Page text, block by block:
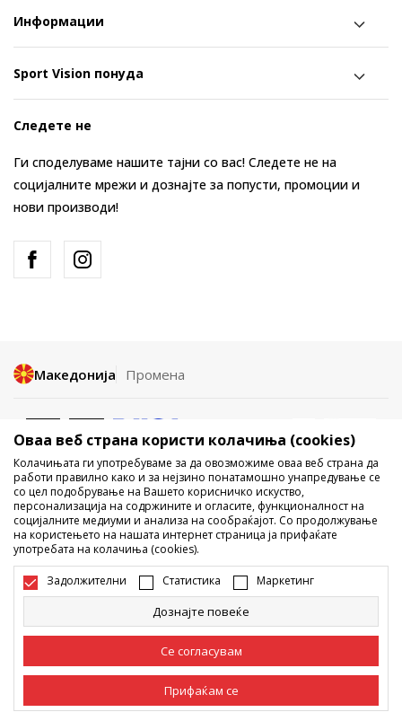
Информации
Sport Vision понуда
Следете не
Ги споделуваме нашите тајни со вас! Следете не на
социјалните мрежи и дознајте за попусти, промоции и
нови производи!
Македонија Промена
Не е дозволено превземање или користење на содржината од
интернет страните на Sport Vision, делумно или целосно a се
однесува на логоа, трговски марки, комерцијални содржини, ниту
истите да се отстапуваат на трети лица, јавно да се објавуваат или да
се користат за било какви цели, без писмена согласност од БДС.МК
ДООЕЛ.
Настојуваме да бидеме што попрецизни во описот на производот,
фотографијата и самата цена, но не можеме да гарантираме дака
сите информации се комплетни и без грешка. Сите прикажани
дека мораат да се достапни во секој момент. Достапноста на
производите може да ја проверите и на телефонскиот број 02 3055
222.
©2026www.sportvision.mk, ИзработкаNB SOFT. Сите права задржани.
Оваа веб страна користи колачиња (cookies)
Колачињата ги употребуваме за да овозможиме оваа веб страна да
работи правилно како и за нејзино понатамошно унапредување се
со цел подобрување на Вашето корисничко искуство,
персонализација на содржините и огласите, функционалност на
социјалните медиуми и анализа на сообраќајот. Со продолжување
на користењето на нашата интернет страница ја прифаќате
употребата на колачиња (cookies).
Задолжителни Статистика Маркетинг
Дознајте повеќе
Се согласувам
Прифаќам се